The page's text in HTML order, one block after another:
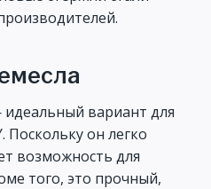
вариант для
Поскольку он легко
возможность для
того, это прочный,